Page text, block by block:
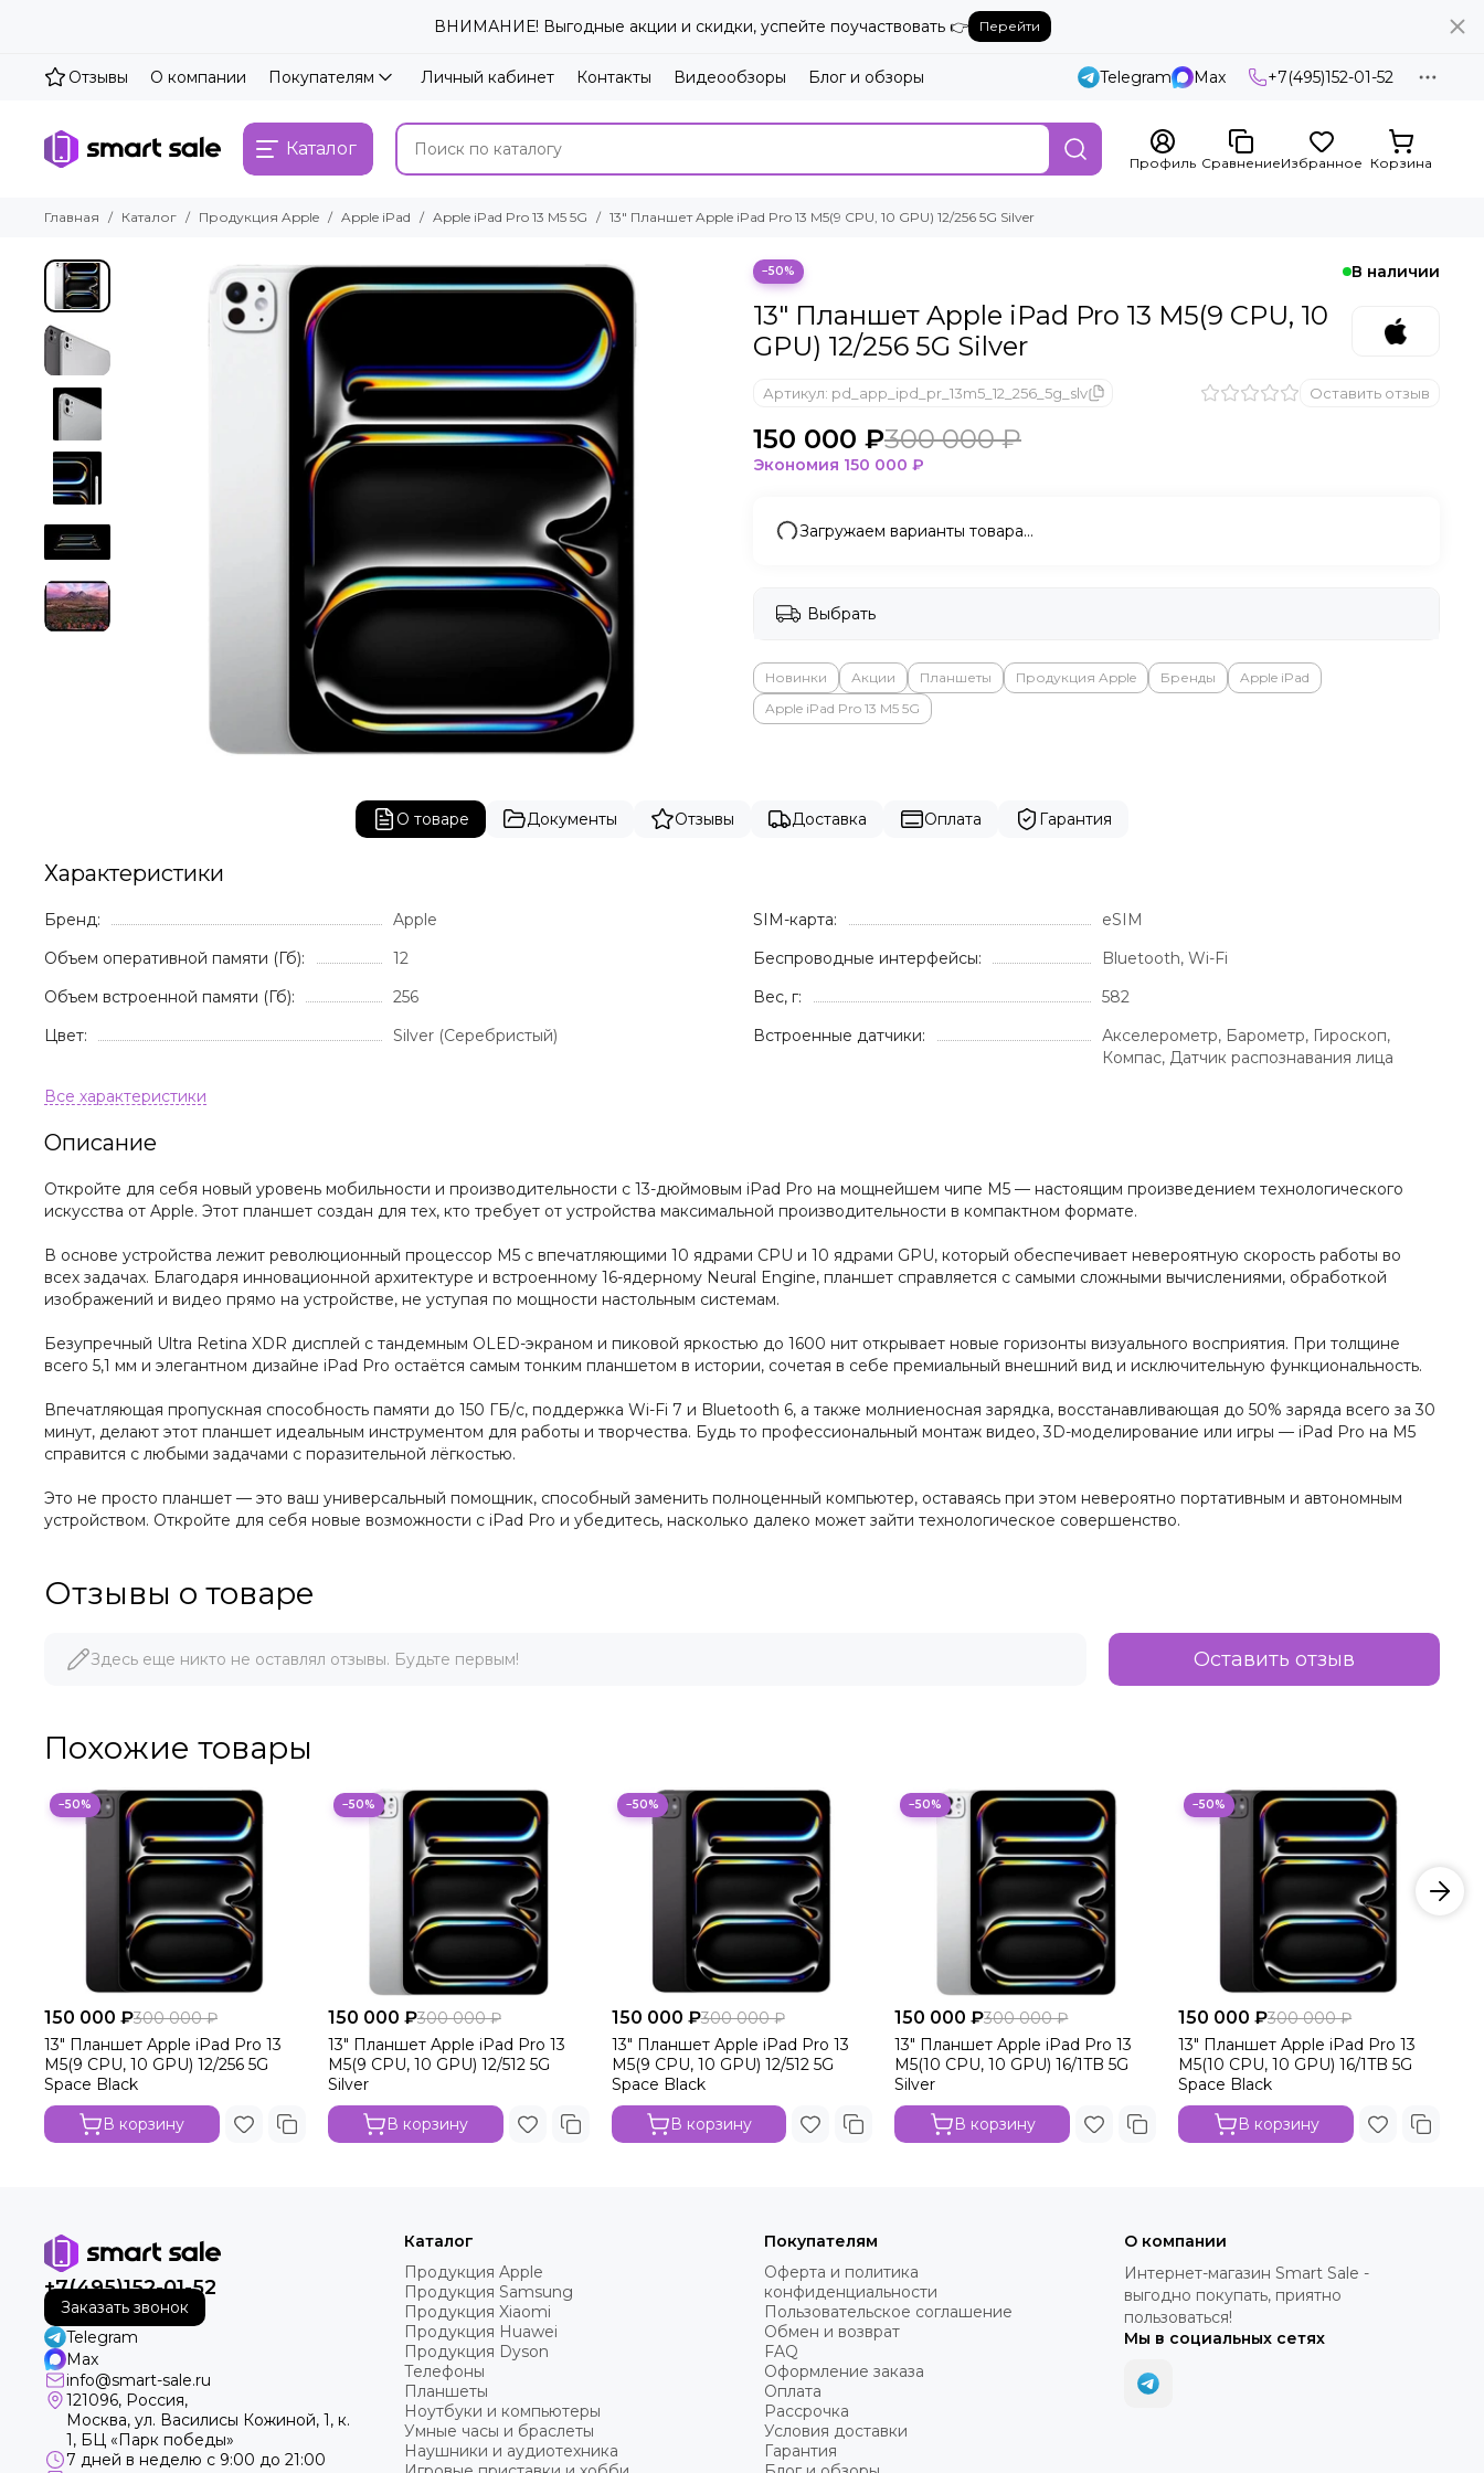
ВНИМАНИЕ! Выгодные акции и скидки, успейте поучаствовать 👉 Перейти
Отзывы О компании Покупателям Личный кабинет Контакты Видеообзоры Блог и обзоры Telegram Max +7(495)152-01-52
Каталог
Профиль СравнениеИзбранное Корзина
Главная Каталог Продукция Apple Apple iPad Apple iPad Pro 13 M5 5G 13" Планшет Apple iPad Pro 13 M5(9 CPU, 10 GPU) 12/256 5G Silver
−50% В наличии
13" Планшет Apple iPad Pro 13 M5(9 CPU, 10
GPU) 12/256 5G Silver
Артикул: pd_app_ipd_pr_13m5_12_256_5g_slv Оставить отзыв
150 000 ₽300 000 ₽
Экономия 150 000 ₽
Загружаем варианты товара…
Выбрать
Новинки Акции Планшеты Продукция Apple Бренды
Apple iPad
Apple iPad Pro 13 M5 5G
О товаре Документы Отзывы Доставка Оплата Гарантия
Характеристики
Бренд:
Apple
Объем оперативной памяти (Гб):
12
Объем встроенной памяти (Гб):
256
Цвет:
Silver (Серебристый)
SIM-карта:
eSIM
Беспроводные интерфейсы:
Bluetooth, Wi-Fi
Вес, г:
582
Встроенные датчики:
Акселерометр, Барометр, Гироскоп,
Компас, Датчик распознавания лица
Описание
Откройте для себя новый уровень мобильности и производительности с 13-дюймовым iPad Pro на мощнейшем чипе M5 — настоящим произведением технологического
искусства от Apple. Этот планшет создан для тех, кто требует от устройства максимальной производительности в компактном формате.
В основе устройства лежит революционный процессор M5 с впечатляющими 10 ядрами CPU и 10 ядрами GPU, который обеспечивает невероятную скорость работы во
всех задачах. Благодаря инновационной архитектуре и встроенному 16-ядерному Neural Engine, планшет справляется с самыми сложными вычислениями, обработкой
изображений и видео прямо на устройстве, не уступая по мощности настольным системам.
Безупречный Ultra Retina XDR дисплей с тандемным OLED-экраном и пиковой яркостью до 1600 нит открывает новые горизонты визуального восприятия. При толщине
всего 5,1 мм и элегантном дизайне iPad Pro остаётся самым тонким планшетом в истории, сочетая в себе премиальный внешний вид и исключительную функциональность.
Впечатляющая пропускная способность памяти до 150 ГБ/с, поддержка Wi-Fi 7 и Bluetooth 6, а также молниеносная зарядка, восстанавливающая до 50% заряда всего за 30
минут, делают этот планшет идеальным инструментом для работы и творчества. Будь то профессиональный монтаж видео, 3D-моделирование или игры — iPad Pro на M5
справится с любыми задачами с поразительной лёгкостью.
Это не просто планшет — это ваш универсальный помощник, способный заменить полноценный компьютер, оставаясь при этом невероятно портативным и автономным
устройством. Откройте для себя новые возможности с iPad Pro и убедитесь, насколько далеко может зайти технологическое совершенство.
Отзывы о товаре
Здесь еще никто не оставлял отзывы. Будьте первым! Оставить отзыв
Похожие товары
−50%
150 000 ₽300 000 ₽
13" Планшет Apple iPad Pro 13
M5(9 CPU, 10 GPU) 12/256 5G
Space Black
В корзину
−50%
150 000 ₽300 000 ₽
13" Планшет Apple iPad Pro 13
M5(9 CPU, 10 GPU) 12/512 5G
Silver
В корзину
−50%
150 000 ₽300 000 ₽
13" Планшет Apple iPad Pro 13
M5(9 CPU, 10 GPU) 12/512 5G
Space Black
В корзину
−50%
150 000 ₽300 000 ₽
13" Планшет Apple iPad Pro 13
M5(10 CPU, 10 GPU) 16/1TB 5G
Silver
В корзину
−50%
150 000 ₽300 000 ₽
13" Планшет Apple iPad Pro 13
M5(10 CPU, 10 GPU) 16/1TB 5G
Space Black
В корзину
+7(495)152-01-52
Заказать звонок
Telegram
Max
info@smart-sale.ru
121096, Россия,
Москва, ул. Василисы Кожиной, 1, к.
1, БЦ «Парк победы»
7 дней в неделю с 9:00 до 21:00
Каталог
Продукция Apple
Продукция Samsung
Продукция Xiaomi
Продукция Huawei
Продукция Dyson
Телефоны
Планшеты
Ноутбуки и компьютеры
Умные часы и браслеты
Наушники и аудиотехника
Покупателям
Оферта и политика
конфиденциальности
Пользовательское соглашение
Обмен и возврат
FAQ
Оформление заказа
Оплата
Рассрочка
Условия доставки
Гарантия
О компании
Интернет-магазин Smart Sale -
выгодно покупать, приятно
пользоваться!
Мы в социальных сетях